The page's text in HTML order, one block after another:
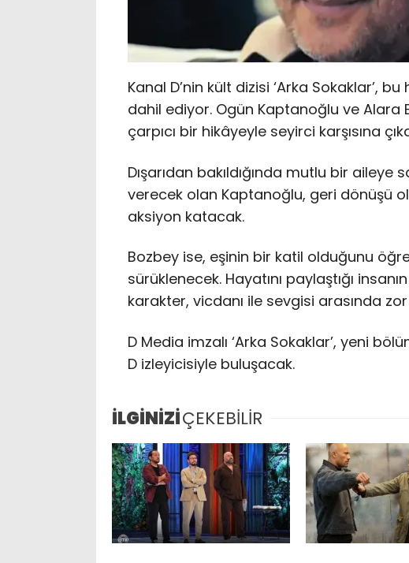
Kanal D’nin kült dizisi ‘Arka Sokaklar’,
dahil ediyor. Ogün Kaptanoğlu ve Alara
çarpıcı bir hikâyeyle seyirci karşısına
Dışarıdan bakıldığında mutlu bir
verecek olan Kaptanoğlu, geri dönüşü
aksiyon katacak.
Bozbey ise, eşinin bir katil olduğunu
sürüklenecek. Hayatını paylaştığı
karakter, vicdanı ile sevgisi arasında
D Media imzalı ‘Arka Sokaklar’, yeni
D izleyicisiyle buluşacak.
İLGİNİZİÇEKEBİLİR